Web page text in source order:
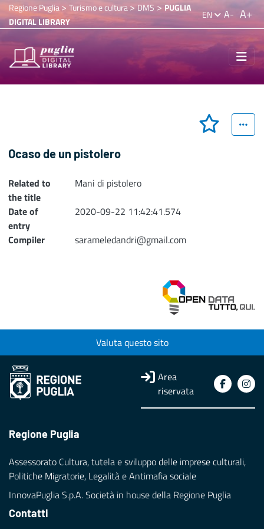
Regione Puglia> Turismo e cultura>DMS > PUGLIA
DIGITAL LIBRARY
EN A- A+
Ocaso de un pistolero
Related to
the title
Mani di pistolero
Date of
entry
2020-09-22 11:42:41.574
Compiler
sarameledandri@gmail.com
Valuta questo sito
Area
riservata
Regione Puglia
Assessorato Cultura, tutela e sviluppo delle imprese culturali,
Politiche Migratorie, Legalità e Antimafia sociale
InnovaPuglia S.p.A. Società in house della Regione Puglia
Contatti